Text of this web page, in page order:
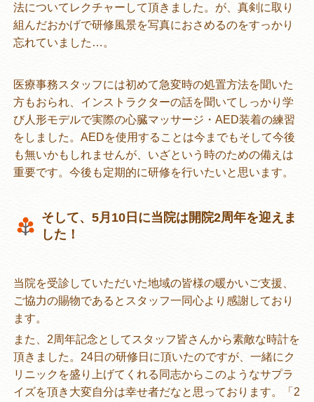
法についてレクチャーして頂きました。が、真剣に取り
組んだおかげで研修風景を写真におさめるのをすっかり
忘れていました…。
医療事務スタッフには初めて急変時の処置方法を聞いた
方もおられ、インストラクターの話を聞いてしっかり学
び人形モデルで実際の心臓マッサージ・AED装着の練習
をしました。AEDを使用することは今までもそして今後
も無いかもしれませんが、いざという時のための備えは
重要です。今後も定期的に研修を行いたいと思います。
そして、5月10日に当院は開院2周年を迎えま
した！
当院を受診していただいた地域の皆様の暖かいご支援、
ご協力の賜物であるとスタッフ一同心より感謝しており
ます。
また、2周年記念としてスタッフ皆さんから素敵な時計を
頂きました。24日の研修日に頂いたのですが、一緒にク
リニックを盛り上げてくれる同志からこのようなサプラ
イズを頂き大変自分は幸せ者だなと思っております。「2